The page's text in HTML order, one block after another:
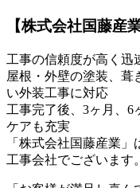
【株式会社国藤産
工事の信頼度が高く迅
屋根・外壁の塗装、葺
い外装工事に対応
工事完了後、3ヶ月、6
ケアも充実
「株式会社国藤産業
工事会社でございます。